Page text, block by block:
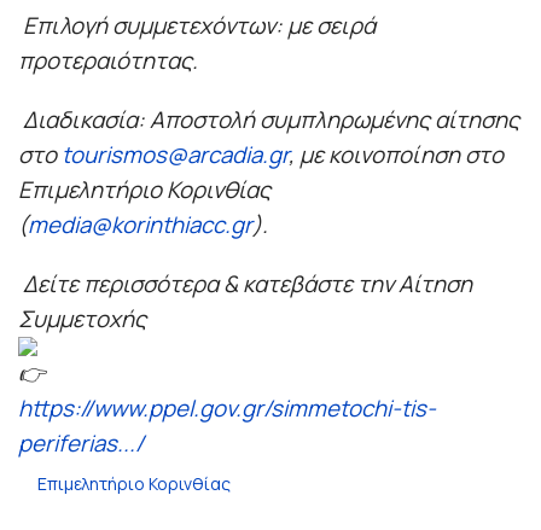
Επιλογή συμμετεχόντων: με σειρά
προτεραιότητας.
Διαδικασία: Αποστολή συμπληρωμένης αίτησης
στοtourismos@arcadia.gr, με κοινοποίηση στο
Επιμελητήριο Κορινθίας
(media@korinthiacc.gr).
Δείτε περισσότερα & κατεβάστε την Αίτηση
Συμμετοχής
https://www.ppel.gov.gr/simmetochi-tis-
periferias.../
Επιμελητήριο Κορινθίας